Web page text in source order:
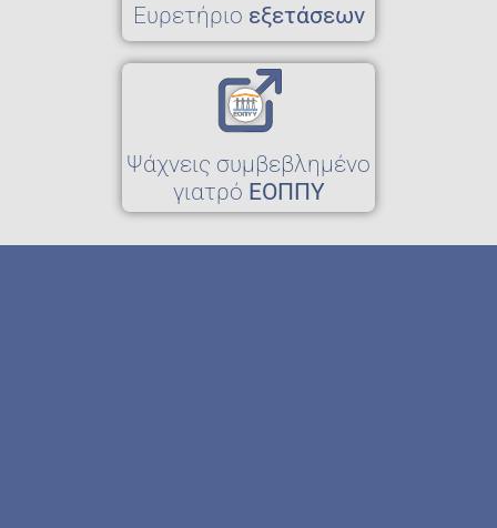
Eυρετήριο εξετάσεων
Ψάχνεις συμβεβλημένο
γιατρό ΕΟΠΠΥ